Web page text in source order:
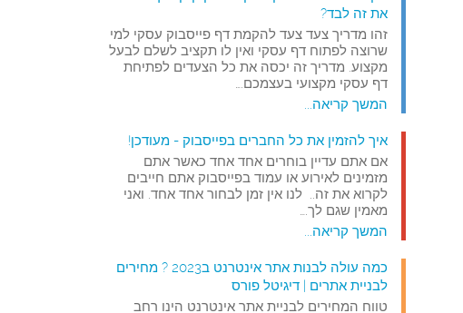
את זה לבד?
זהו מדריך צעד צעד להקמת דף פייסבוק עסקי למי
שרוצה לפתוח דף עסקי ואין לו תקציב לשלם לבעל
מקצוע. מדריך זה יכסה את כל הצעדים לפתיחת
דף עסקי מקצועי בעצמכם.…
המשך קריאה...
איך להזמין את כל החברים בפייסבוק - מעודכן!
אם אתם עדיין בוחרים אחד אחד כאשר אתם
מזמינים לאירוע או עמוד בפייסבוק אתם חייבים
לקרוא את זה.. לנו אין זמן לבחור אחד אחד. ואני
מאמין שגם לך.…
המשך קריאה...
כמה עולה לבנות אתר אינטרנט ב2023 ? מחירים
לבניית אתרים | דיגיטל פורס
טווח המחירים לבניית אתר אינטרנט הינו רחב